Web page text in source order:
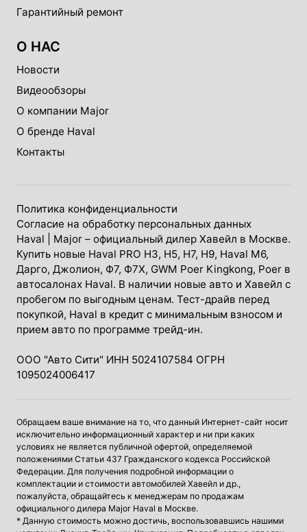
Гарантийный ремонт
О НАС
Новости
Видеообзоры
О компании Major
О бренде Haval
Контакты
Политика конфиденциальности
Согласие на обработку персональных данных
Haval | Major – официальный дилер Хавейл в Москве.
Купить новые Haval PRO H3, Н5, H7, Н9, Haval М6,
Дарго, Джолион, Ф7, Ф7Х, GWM Poer Kingkong, Poer в
автосалонах Haval. В наличии новые авто и Хавейл с
пробегом по выгодным ценам. Тест-драйв перед
покупкой, Haval в кредит с минимальным взносом и
прием авто по программе трейд-ин.
ООО "Авто Сити" ИНН 5024107584 ОГРН
1095024006417
Обращаем ваше внимание на то, что данный Интернет-сайт носит
исключительно информационный характер и ни при каких
условиях не является публичной офертой, определяемой
положениями Статьи 437 Гражданского кодекса Российской
Федерации. Для получения подробной информации о
комплектации и стоимости автомобилей Хавейл и др.,
пожалуйста, обращайтесь к менеджерам по продажам
официального дилера Major Haval в Москве.
* Данную стоимость можно достичь, воспользовавшись нашими